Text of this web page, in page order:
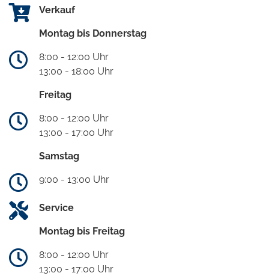
Verkauf
Montag bis Donnerstag
8:00 - 12:00 Uhr
13:00 - 18:00 Uhr
Freitag
8:00 - 12:00 Uhr
13:00 - 17:00 Uhr
Samstag
9:00 - 13:00 Uhr
Service
Montag bis Freitag
8:00 - 12:00 Uhr
13:00 - 17:00 Uhr